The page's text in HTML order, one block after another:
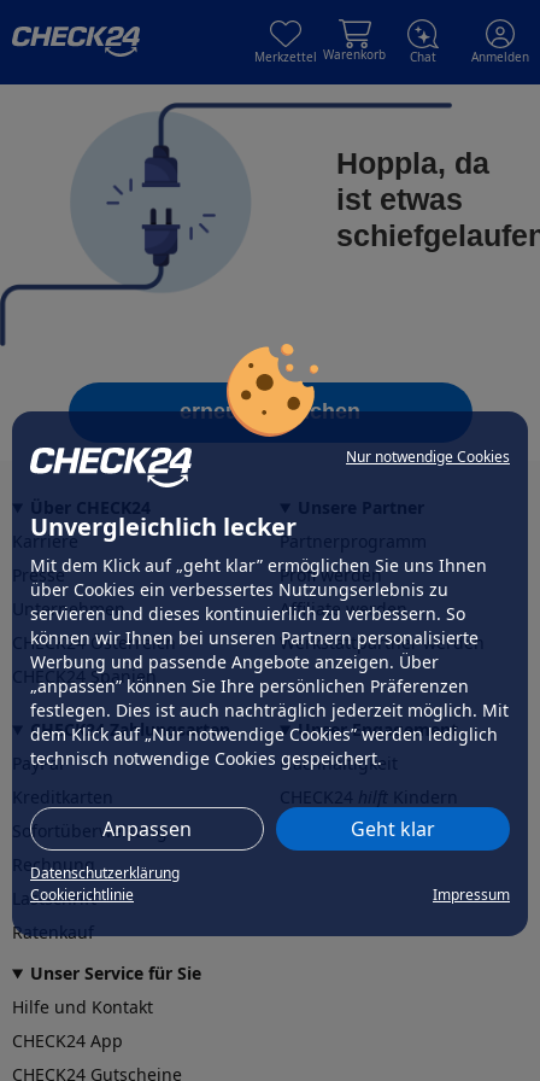
Nur notwendige Cookies
Unvergleichlich lecker
Mit dem Klick auf „geht klar” ermöglichen Sie uns Ihnen
über Cookies ein verbessertes Nutzungserlebnis zu
servieren und dieses kontinuierlich zu verbessern. So
können wir Ihnen bei unseren Partnern personalisierte
Werbung und passende Angebote anzeigen. Über
„anpassen” können Sie Ihre persönlichen Präferenzen
festlegen. Dies ist auch nachträglich jederzeit möglich. Mit
dem Klick auf „Nur notwendige Cookies” werden lediglich
technisch notwendige Cookies gespeichert.
Anpassen Geht klar
Datenschutzerklärung
Cookierichtlinie
Impressum
Merkzettel Warenkorb Chat Anmelden
Hoppla, da
ist etwas
erneut versuchen
Karriere
Presse
Unternehmen
CHECK24 Österreich
CHECK24 Spanien
Partnerprogramm
Profi werden
Affiliate werden
Werkstattpartner werden
CHECK24 Zahlungsarten
PayPal
Sofortüberweisung
Rechnung
Lastschrift
Ratenkauf
Unser Engagement
Nachhaltigkeit
CHECK24hilftder Natur
Unser Service für Sie
Hilfe und Kontakt
CHECK24 App
CHECK24 Gutscheine